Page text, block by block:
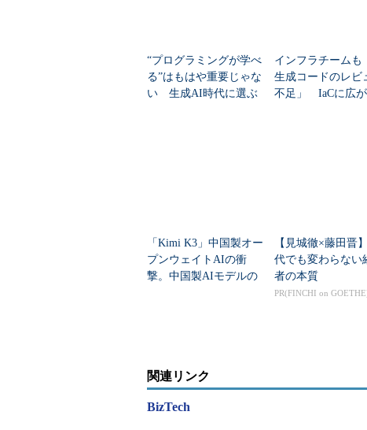
“プログラミングが学べ
る”はもはや重要じゃな
い 生成AI時代に選ぶ
インフラチームも
生成コードのレビ
不足」 IaCに広
「Kimi K3」中国製オー
プンウェイトAIの衝
撃。中国製AIモデルの
【見城徹×藤田晋
代でも変わらない
者の本質
PR(FINCHI on
関連リンク
BizTech